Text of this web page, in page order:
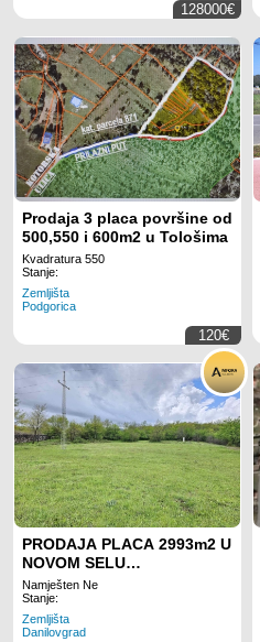
128000€
Prodaja 3 placa površine od
500,550 i 600m2 u Tološima
Kvadratura 550
Stanje:
Zemljišta
Podgorica
120€
PRODAJA PLACA 2993m2 U
NOVOM SELU
(DANILOVGRAD)
Namješten Ne
Stanje:
Zemljišta
Danilovgrad